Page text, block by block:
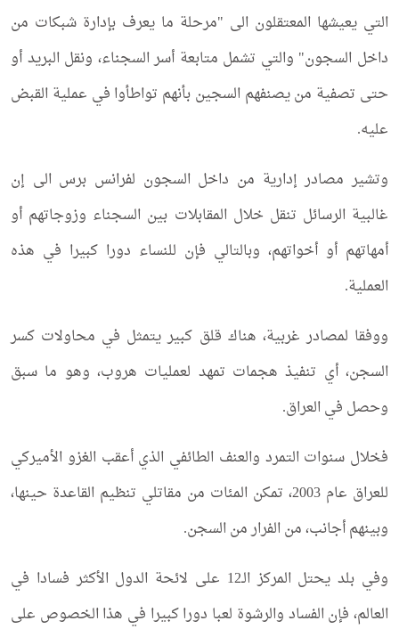
التي يعيشها المعتقلون الى "مرحلة ما يعرف بإدارة شبكات من
داخل السجون" والتي تشمل متابعة أسر السجناء، ونقل البريد أو
حتى تصفية من يصنفهم السجين بأنهم تواطأوا في عملية القبض
عليه.
وتشير مصادر إدارية من داخل السجون لفرانس برس الى إن
غالبية الرسائل تنقل خلال المقابلات بين السجناء وزوجاتهم أو
أمهاتهم أو أخواتهم، وبالتالي فإن للنساء دورا كبيرا في هذه
العملية.
ووفقا لمصادر غربية، هناك قلق كبير يتمثل في محاولات كسر
السجن، أي تنفيذ هجمات تمهد لعمليات هروب، وهو ما سبق
وحصل في العراق.
فخلال سنوات التمرد والعنف الطائفي الذي أعقب الغزو الأميركي
للعراق عام 2003، تمكن المئات من مقاتلي تنظيم القاعدة حينها،
وبينهم أجانب، من الفرار من السجن.
وفي بلد يحتل المركز الـ12 على لائحة الدول الأكثر فسادا في
العالم، فإن الفساد والرشوة لعبا دورا كبيرا في هذا الخصوص على